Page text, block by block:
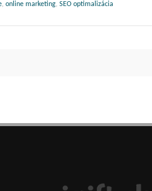
, online marketing, SEO optimalizácia